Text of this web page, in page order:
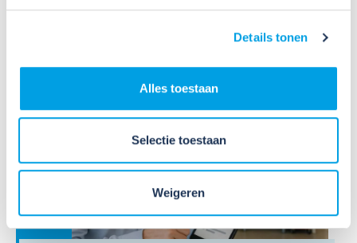
Details tonen
Alles toestaan
Selectie toestaan
Weigeren